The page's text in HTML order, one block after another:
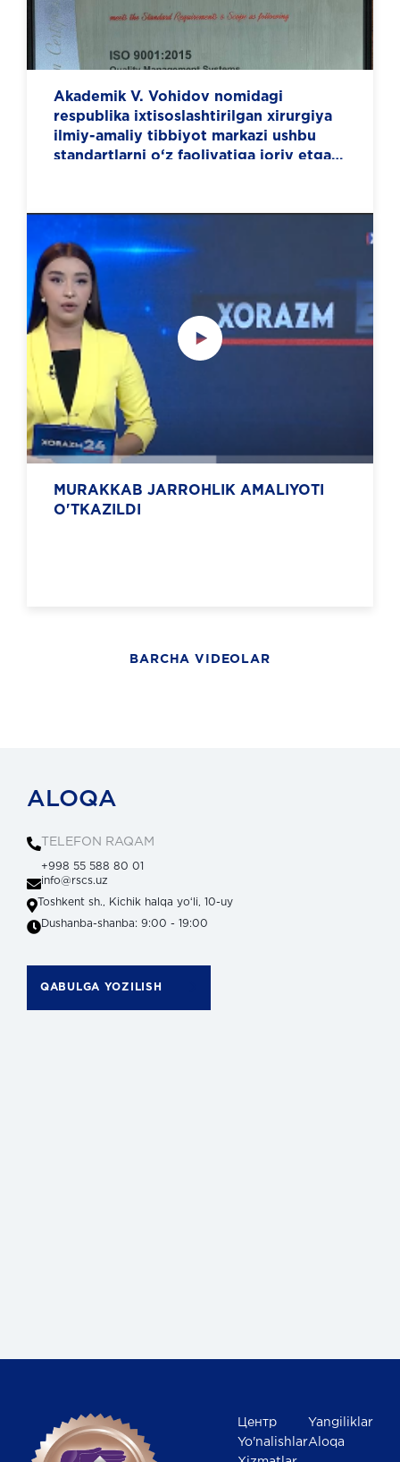
Akademik V. Vohidov nomidagi
respublika ixtisoslashtirilgan xirurgiya
ilmiy-amaliy tibbiyot markazi ushbu
standartlarni o‘z faoliyatiga joriy etgan
MURAKKAB JARROHLIK AMALIYOTI
O'TKAZILDI
BARCHA VIDEOLAR
ALOQA
TELEFON RAQAM
+998 55 588 80 01
info@rscs.uz
Toshkent sh., Kichik halqa yoʻli, 10-uy
Dushanba-shanba: 9:00 - 19:00
QABULGA YOZILISH
Центр
Yo'nalishlar
Yangiliklar
Aloqa